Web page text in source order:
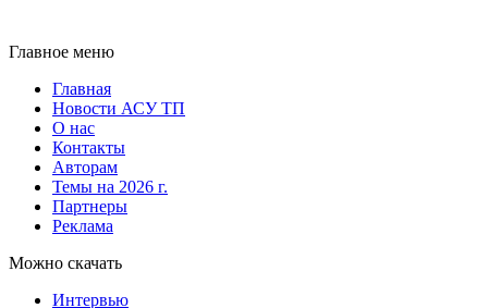
Главное меню
Главная
Новости АСУ ТП
О нас
Контакты
Авторам
Темы на 2026 г.
Партнеры
Реклама
Можно скачать
Интервью